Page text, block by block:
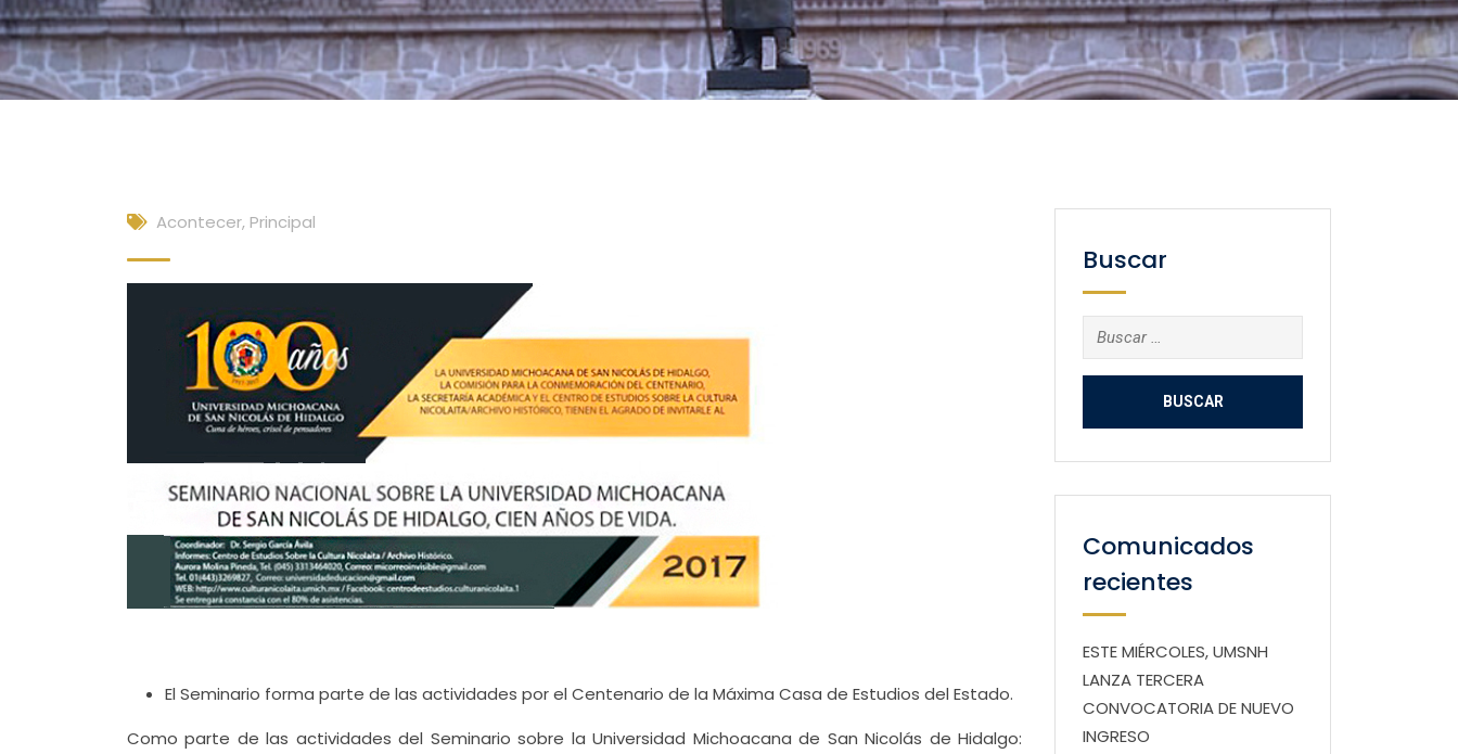
Acontecer, Principal
El Seminario forma parte de las actividades por el Centenario de la Máxima Casa de Estudios del Estado.
Como parte de las actividades del Seminario sobre la Universidad Michoacana de San Nicolás de Hidalgo:
Buscar
Buscar:
Comunicados
recientes
ESTE MIÉRCOLES, UMSNH
LANZA TERCERA
CONVOCATORIA DE NUEVO
INGRESO